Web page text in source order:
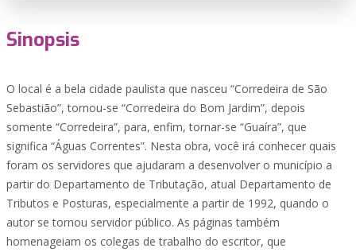
Sinopsis
O local é a bela cidade paulista que nasceu “Corredeira de São
Sebastião”, tornou-se “Corredeira do Bom Jardim”, depois
somente “Corredeira”, para, enfim, tornar-se “Guaíra”, que
significa “Águas Correntes”. Nesta obra, você irá conhecer quais
foram os servidores que ajudaram a desenvolver o município a
partir do Departamento de Tributação, atual Departamento de
Tributos e Posturas, especialmente a partir de 1992, quando o
autor se tornou servidor público. As páginas também
homenageiam os colegas de trabalho do escritor, que